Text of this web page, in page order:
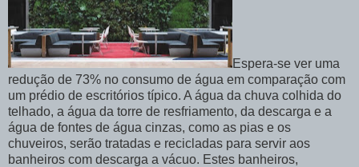
Espera-se ver uma
redução de 73% no consumo de água em comparação com
um prédio de escritórios típico. A água da chuva colhida do
telhado, a água da torre de resfriamento, da descarga e a
água de fontes de água cinzas, como as pias e os
chuveiros, serão tratadas e recicladas para servir aos
banheiros com descarga a vácuo. Estes banheiros,